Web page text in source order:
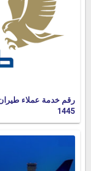
رقم خدمة عملاء طيران
1445